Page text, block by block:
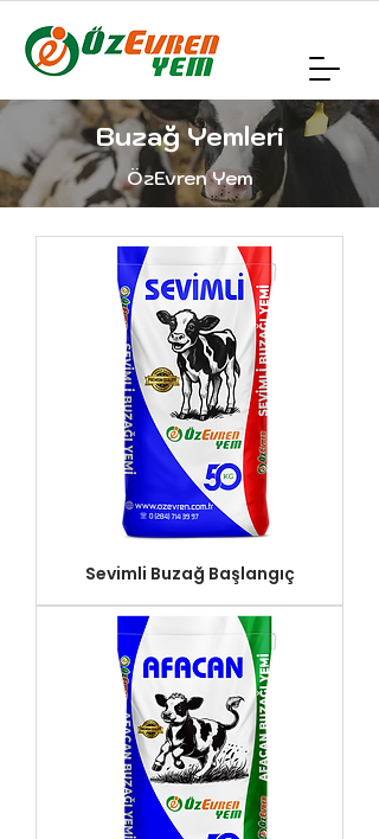
Buzağ Yemleri
ÖzEvren Yem
Sevimli Buzağ Başlangıç